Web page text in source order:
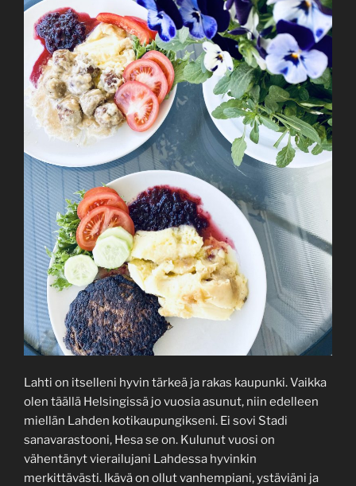
Lahti on itselleni hyvin tärkeä ja rakas kaupunki. Vaikka
olen täällä Helsingissä jo vuosia asunut, niin edelleen
miellän Lahden kotikaupungikseni. Ei sovi Stadi
sanavarastooni, Hesa se on. Kulunut vuosi on
vähentänyt vierailujani Lahdessa hyvinkin
merkittävästi. Ikävä on ollut vanhempiani, ystäviäni ja